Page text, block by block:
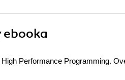
ebooka
High Performance Programming.